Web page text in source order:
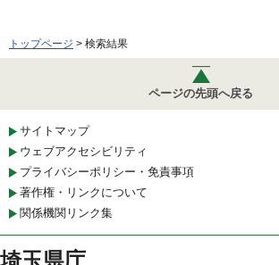
トップページ > 検索結果
ページの先頭へ戻る
サイトマップ
ウェブアクセシビリティ
プライバシーポリシー・免責事項
著作権・リンクについて
関係機関リンク集